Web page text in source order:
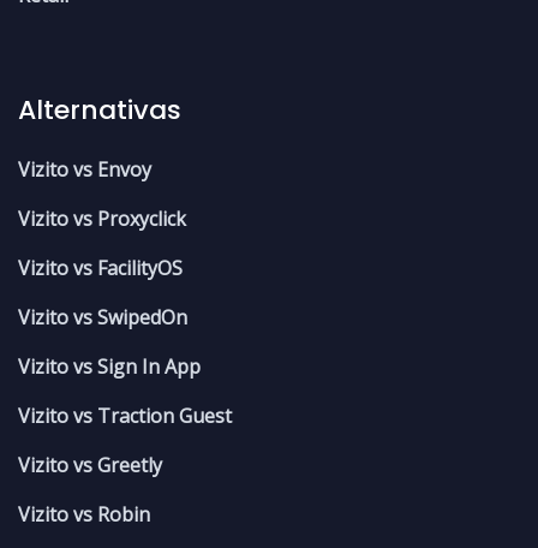
Alternativas
Vizito vs Envoy
Vizito vs Proxyclick
Vizito vs FacilityOS
Vizito vs SwipedOn
Vizito vs Sign In App
Vizito vs Traction Guest
Vizito vs Greetly
Vizito vs Robin